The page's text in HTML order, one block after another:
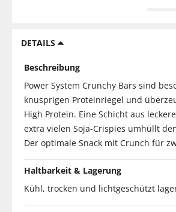
DETAILS
Beschreibung
Power System Crunchy Bars sind
knusprigen Proteinriegel und
High Protein. Eine Schicht aus
extra vielen Soja-Crispies umhüllt
Der optimale Snack mit Crunch für
Haltbarkeit & Lagerung
Kühl, trocken und lichtgeschützt